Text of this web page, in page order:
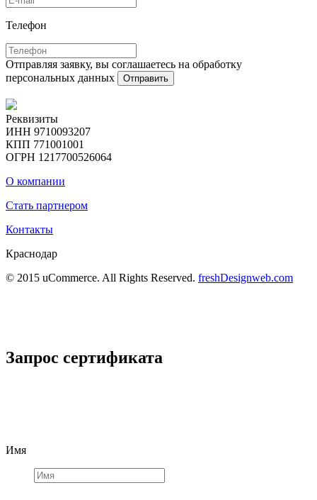
Телефон
Отправляя заявку, вы соглашаетесь на обработку
персональных данных
Отправить
Реквизиты
ИНН 9710093207
КПП 771001001
ОГРН 1217700526064
О компании
Стать партнером
Контакты
Краснодар
© 2015 uCommerce. All Rights Reserved. freshDesignweb.com
Запрос сертификата
Имя